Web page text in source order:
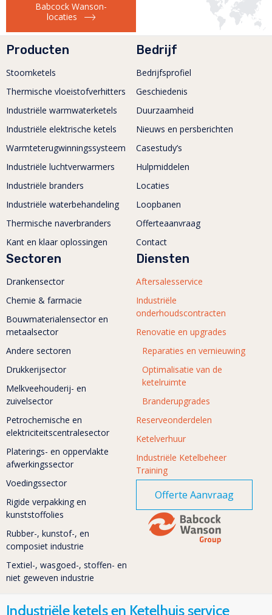
Babcock Wanson-
locaties
Producten
Stoomketels
Thermische vloeistofverhitters
Industriële warmwaterketels
Industriële elektrische ketels
Warmteterugwinningssysteem
Industriële luchtverwarmers
Industriële branders
Industriële waterbehandeling
Thermische naverbranders
Kant en klaar oplossingen
Bedrijf
Bedrijfsprofiel
Geschiedenis
Duurzaamheid
Nieuws en persberichten
Casestudy’s
Hulpmiddelen
Locaties
Loopbanen
Offerteaanvraag
Contact
Sectoren
Drankensector
Chemie & farmacie
Bouwmaterialensector en
metaalsector
Andere sectoren
Drukkerijsector
Melkveehouderij- en
zuivelsector
Petrochemische en
elektriciteitscentralesector
Platerings- en oppervlakte
afwerkingssector
Voedingssector
Rigide verpakking en
kunststoffolies
Rubber-, kunstof-, en
composiet industrie
Textiel-, wasgoed-, stoffen- en
niet geweven industrie
Diensten
Aftersalesservice
Industriële
onderhoudscontracten
Renovatie en upgrades
Reparaties en vernieuwing
Optimalisatie van de
ketelruimte
Branderupgrades
Reserveonderdelen
Ketelverhuur
Industriële Ketelbeheer
Training
Offerte Aanvraag
Industriële ketels en Ketelhuis service